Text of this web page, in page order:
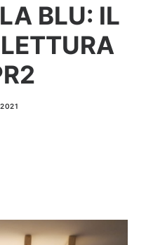
BLU: IL